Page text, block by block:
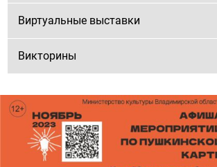
Виртуальные выставки
Викторины